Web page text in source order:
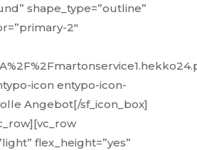
shape_type=”outline”
2″
icon entypo-icon-
Angebot[/sf_icon_box]
flex_height=”yes”